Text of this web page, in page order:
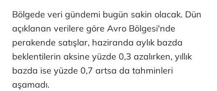
Bölgede veri gündemi bugün sakin olacak. Dün
açıklanan verilere göre Avro Bölgesi'nde
perakende satışlar, haziranda aylık bazda
beklentilerin aksine yüzde 0,3 azalırken, yıllık
bazda ise yüzde 0,7 artsa da tahminleri
aşamadı.